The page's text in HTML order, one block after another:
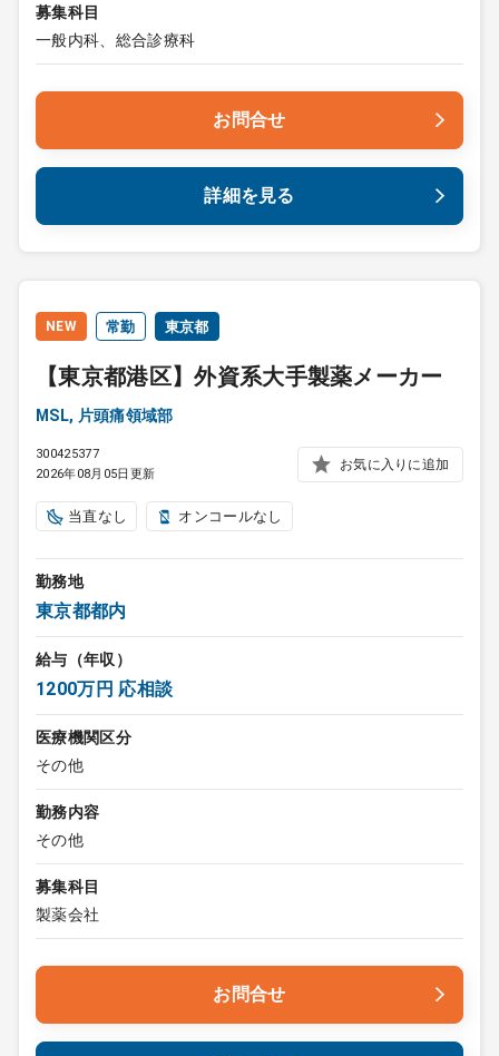
募集科目
一般内科、総合診療科
お問合せ
詳細を見る
NEW 常勤 東京都
【東京都港区】外資系大手製薬メーカー
MSL, 片頭痛領域部
300425377
2026年08月05日更新
お気に入りに追加
当直なし オンコールなし
勤務地
東京都都内
給与（年収）
1200万円 応相談
医療機関区分
その他
勤務内容
その他
募集科目
製薬会社
お問合せ